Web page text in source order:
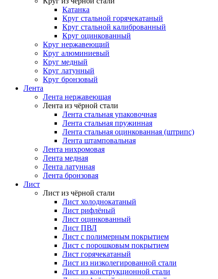
Катанка
Круг стальной горячекатаный
Круг стальной калиброванный
Круг оцинкованный
Круг нержавеющий
Круг алюминиевый
Круг медный
Круг латунный
Круг бронзовый
Лента
Лента нержавеющая
Лента из чёрной стали
Лента стальная упаковочная
Лента стальная пружинная
Лента стальная оцинкованная (штрипс)
Лента штамповальная
Лента нихромовая
Лента медная
Лента латунная
Лента бронзовая
Лист
Лист из чёрной стали
Лист холоднокатаный
Лист рифлёный
Лист оцинкованный
Лист ПВЛ
Лист с полимерным покрытием
Лист с порошковым покрытием
Лист горячекатаный
Лист из низколегированной стали
Лист из конструкционной стали